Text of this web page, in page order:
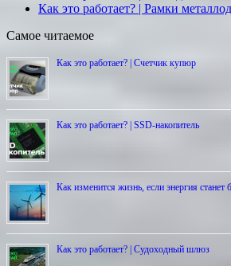
Как это работает? | Рамки
Самое читаемое
Как это работает? | Счетчик купюр
Как это работает? | SSD-накопитель
Как изменится жизнь, если энергия станет
Как это работает? | Cудоходный шлюз